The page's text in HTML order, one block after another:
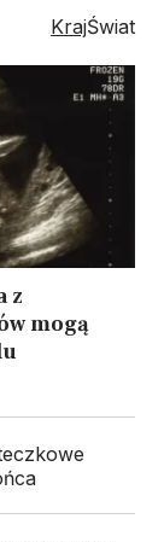
KrajŚwiat
z
mogą